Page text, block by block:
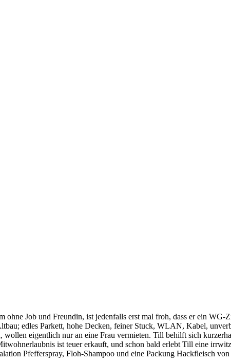
Job und Freundin, ist jedenfalls erst mal froh, dass er ein WG-
edles Parkett, hohe Decken, feiner Stuck, WLAN, Kabel,
eigentlich nur an eine Frau vermieten. Till behilft sich
ist teuer erkauft, und schon bald erlebt Till eine
Pfefferspray, Floh-Shampoo und eine Packung Hackfleisch